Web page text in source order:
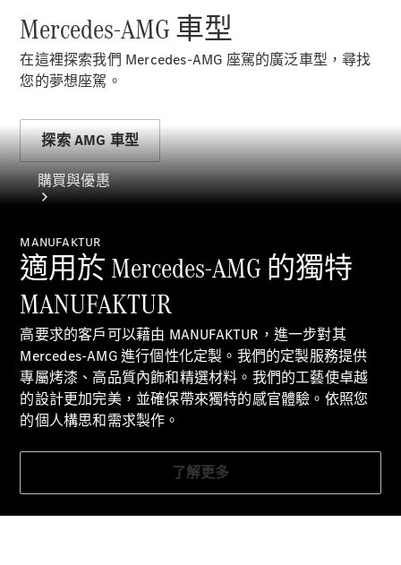
購買與優惠
網上銷售平
台
尋找易手車
優惠及價錢
車尾飾以鐵灰色烤漆。
Mercedes-AMG PureSpeed 沿著濱海公路行駛。米色岩石
從右邊
的
護欄，護欄後隱約可見
海面反射的波光。車輛前方是一個
右轉急彎，沐浴在晨光中。
清晰可聞，而在
Mercedes-AMG PureSpeed 中可以更直接地體驗到。
00:05至00:07
攝像頭仍聚焦在車尾。Mercedes-AMG PureSpeed 向右
急轉彎，繞過一塊寬大的岩石，一塊較小的淺色
岩石緊鄰左邊的道路。
00:07至00:08
下一個鏡頭展示全景。Mercedes-AMG PureSpeed
沿著清晨陽光明媚的濱海道路行駛，
攝像頭位於左側車道以便超車，清楚地展示出
Mercedes-AMG 車型
在這裡探索我們 Mercedes-AMG 座駕的廣泛車型，尋找
您的夢想座駕。
探索 AMG 車型
MANUFAKTUR
適用於 Mercedes-AMG 的獨特
MANUFAKTUR
高要求的客戶可以藉由 MANUFAKTUR，進一步對其
Mercedes-AMG 進行個性化定製。我們的定製服務提供
專屬烤漆、高品質內飾和精選材料。我們的工藝使卓越
的設計更加完美，並確保帶來獨特的感官體驗。依照您
的個人構思和需求製作。
了解更多